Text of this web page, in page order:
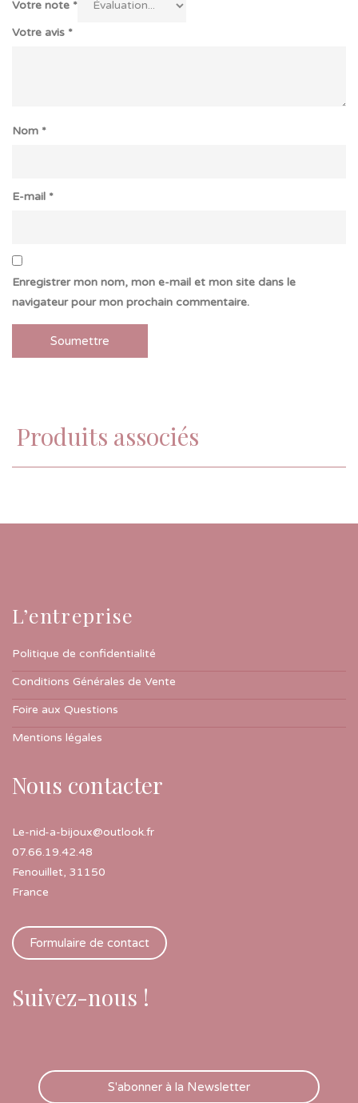
Votre note *
Votre avis *
Nom *
E-mail *
Enregistrer mon nom, mon e-mail et mon site dans le
navigateur pour mon prochain commentaire.
Produits associés
L’entreprise
Politique de confidentialité
Conditions Générales de Vente
Foire aux Questions
Mentions légales
Nous contacter
Le-nid-a-bijoux@outlook.fr
07.66.19.42.48
Fenouillet, 31150
France
Formulaire de contact
Suivez-nous !
S'abonner à la Newsletter